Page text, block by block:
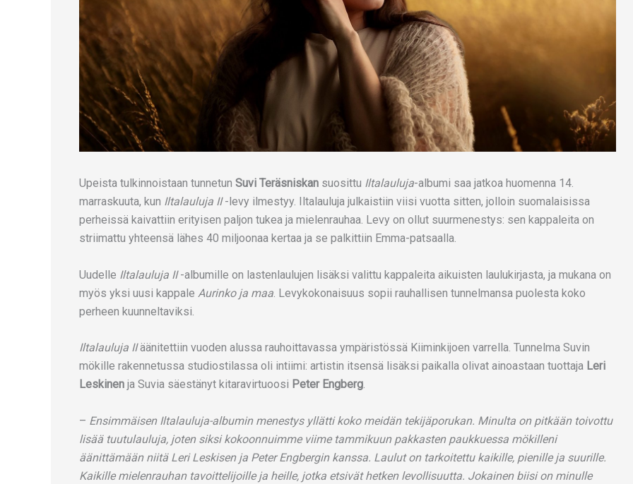
Upeista tulkinnoistaan tunnetun Suvi Teräsniskan suosittu Iltalauluja-albumi saa jatkoa huomenna 14.
marraskuuta, kun Iltalauluja II-levy ilmestyy. Iltalauluja julkaistiin viisi vuotta sitten, jolloin suomalaisissa
perheissä kaivattiin erityisen paljon tukea ja mielenrauhaa. Levy on ollut suurmenestys: sen kappaleita on
striimattu yhteensä lähes 40 miljoonaa kertaa ja se palkittiin Emma-patsaalla.
Uudelle Iltalauluja II-albumille on lastenlaulujen lisäksi valittu kappaleita aikuisten laulukirjasta, ja mukana on
myös yksi uusi kappale Aurinko ja maa. Levykokonaisuus sopii rauhallisen tunnelmansa puolesta koko
perheen kuunneltaviksi.
Iltalauluja IIäänitettiin vuoden alussa rauhoittavassa ympäristössä Kiiminkijoen varrella. Tunnelma Suvin
mökille rakennetussa studiostilassa oli intiimi: artistin itsensä lisäksi paikalla olivat ainoastaan tuottaja Leri
Leskinen ja Suvia säestänyt kitaravirtuoosi Peter Engberg.
– Ensimmäisen Iltalauluja-albumin menestys yllätti koko meidän tekijäporukan. Minulta on pitkään toivottu
lisää tuutulauluja, joten siksi kokoonnuimme viime tammikuun pakkasten paukkuessa mökilleni
äänittämään niitä Leri Leskisen ja Peter Engbergin kanssa. Laulut on tarkoitettu kaikille, pienille ja suurille.
Kaikille mielenrauhan tavoittelijoille ja heille, jotka etsivät hetken levollisuutta. Jokainen biisi on minulle